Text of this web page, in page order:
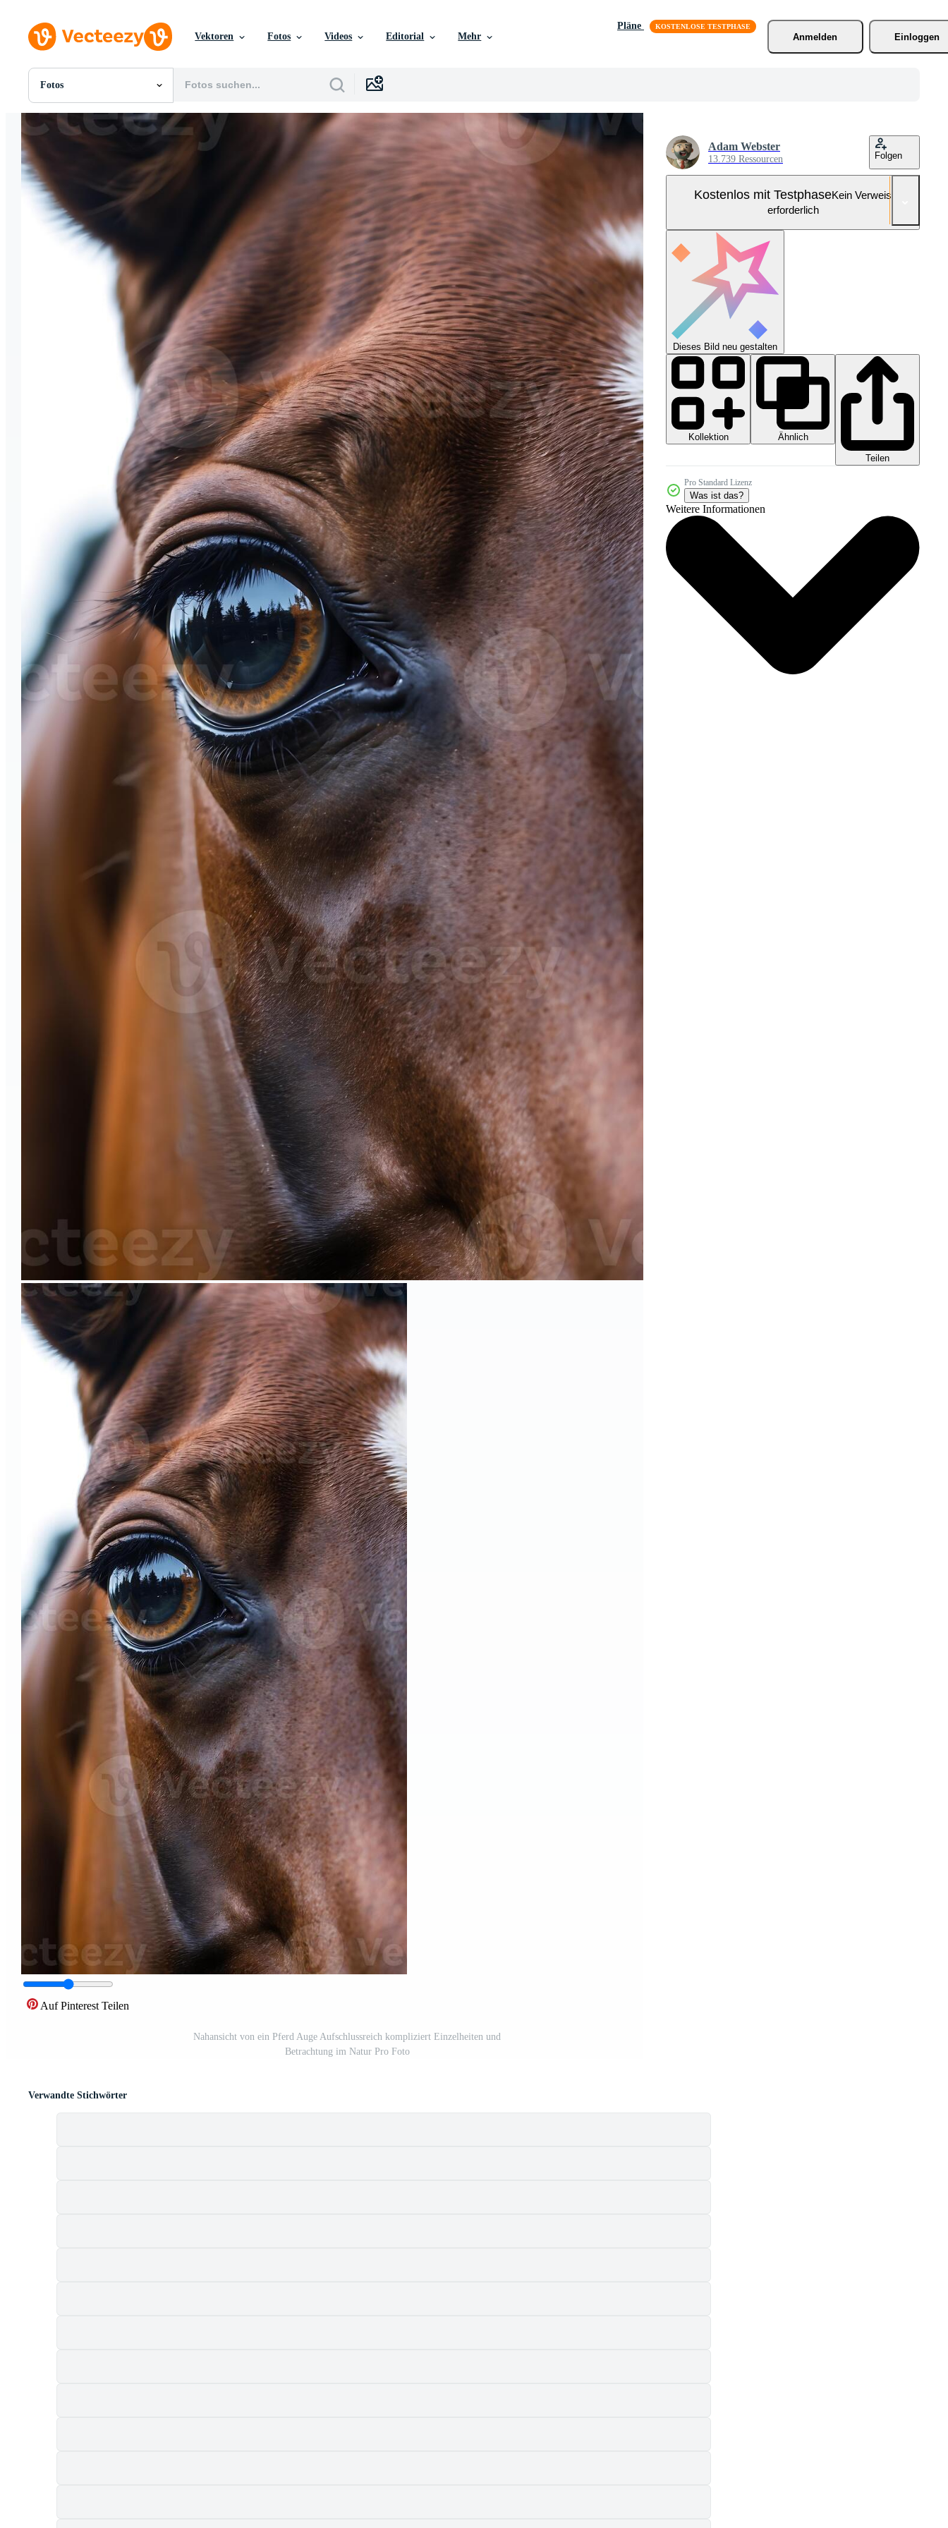
Vektoren Fotos Videos Editorial Mehr
Pläne
Anmelden
Einloggen
Fotos
Alle Bilder
Fotos
PNGs
Videos
Motion Graphics
Redaktionelle Bilder
Redaktionelle Ereignisse
Auf Pinterest Teilen
Nahansicht von ein Pferd Auge Aufschlussreich kompliziert Einzelheiten und
Betrachtung im Natur Pro Foto
Adam Webster
13.739 Ressourcen Folgen
Kostenlos mit TestphaseKein Verweis
erforderlich
Dieses Bild neu gestalten
Kollektion
Ähnlich
Teilen
Pro Standard Lizenz
Was ist das?
Weitere Informationen
Verwandte Stichwörter